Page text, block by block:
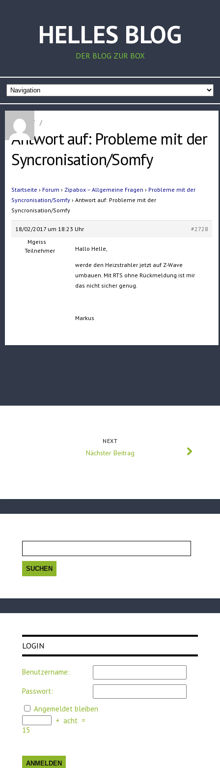
HELLES BLOG
DER BLOG ZUR BOX
Home / /
Antwort auf: Probleme mit der
Syncronisation/Somfy
Startseite › Forum › Zipabox – Allgemeine Fragen › Probleme mit der
Syncronisation/Somfy › Antwort auf: Probleme mit der
Syncronisation/Somfy
18/02/2017 um 18:23 Uhr
#2728
Mgeiss
Teilnehmer
Hallo Helle,
werde den Heizstrahler jetzt auf Z-Wave
umbauen. Mit RTS ohne Rückmeldung ist mir
das nicht sicher genug.
Markus
NEXT
Nächster Beitrag
nach:
LOGIN
Benutzername:
Passwort:
Angemeldet bleiben
+ acht =
15
ANMELDEN